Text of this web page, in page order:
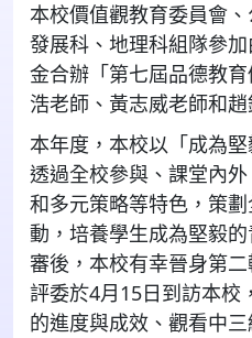
本校價值觀教育委員會
發展科、地理科組隊參
金合辦「第七屆品德教
浩老師、黃志威老師和趙
本年度，本校以「成為
透過全校參與、課堂內
和多元策略等特色，策
動，培養學生成為堅毅
審後，本校有幸晉身第
評委於4月15日到訪本校
的進度與成效、觀看中